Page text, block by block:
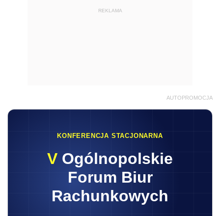
REKLAMA
AUTOPROMOCJA
KONFERENCJA STACJONARNA
V Ogólnopolskie
Forum Biur
Rachunkowych